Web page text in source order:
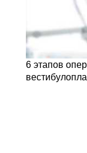
6 этапов